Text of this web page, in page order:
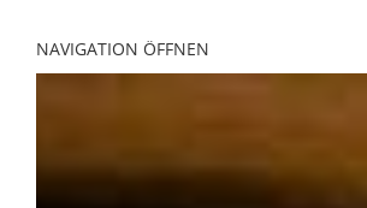
NAVIGATION ÖFFNEN